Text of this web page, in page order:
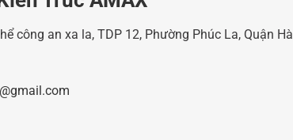
công an xa la, TDP 12, Phường Phúc La, Quận Hà